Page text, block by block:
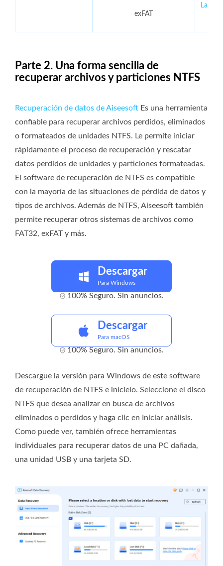
exFAT
Las
Parte 2. Una forma sencilla de
recuperar archivos y particiones NTFS
Recuperación de datos de Aiseesoft Es una herramienta
confiable para recuperar archivos perdidos, eliminados
o formateados de unidades NTFS. Le permite iniciar
rápidamente el proceso de recuperación y rescatar
datos perdidos de unidades y particiones formateadas.
El software de recuperación de NTFS es compatible
con la mayoría de las situaciones de pérdida de datos y
tipos de archivos. Además de NTFS, Aiseesoft también
permite recuperar otros sistemas de archivos como
FAT32, exFAT y más.
Descargar
Para Windows
100% Seguro. Sin anuncios.
Descargar
Para macOS
100% Seguro. Sin anuncios.
Descargue la versión para Windows de este software
de recuperación de NTFS e inícielo. Seleccione el disco
NTFS que desea analizar en busca de archivos
eliminados o perdidos y haga clic en Iniciar análisis.
Como puede ver, también ofrece herramientas
individuales para recuperar datos de una PC dañada,
una unidad USB y una tarjeta SD.